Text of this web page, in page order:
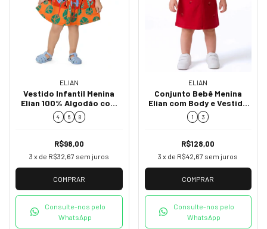
ELIAN
Vestido Infantil Menina
Elian 100% Algodão com
Estampa de Tucanos
232359
4 6 8
R$98,00
3 x de R$32,67 sem juros
COMPRAR
Consulte-nos pelo
WhatsApp
ELIAN
Conjunto Bebê Menina
Elian com Body e Vestido
Salopete Bordado 71258
1 3
R$128,00
3 x de R$42,67 sem juros
COMPRAR
Consulte-nos pelo
WhatsApp